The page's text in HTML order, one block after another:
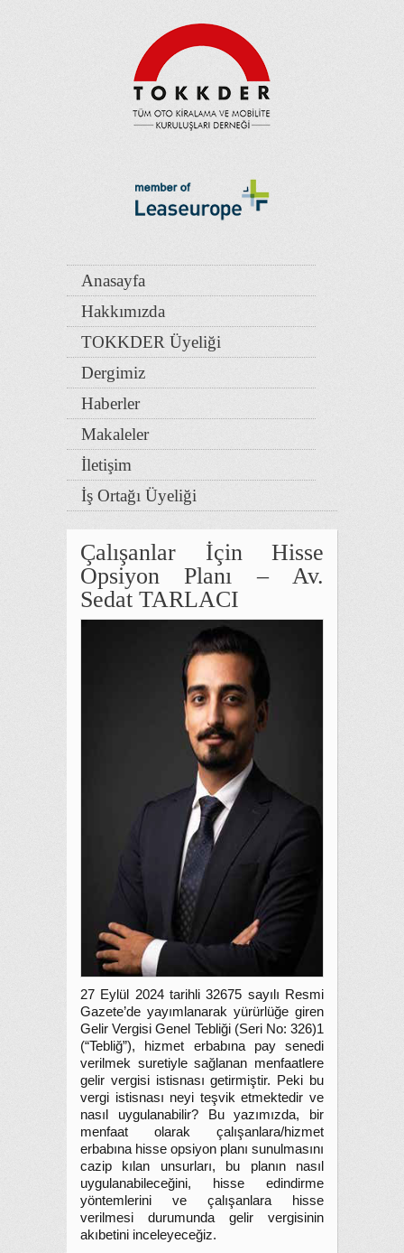
Anasayfa
Hakkımızda
TOKKDER Üyeliği
Dergimiz
Haberler
Makaleler
İletişim
İş Ortağı Üyeliği
Çalışanlar İçin Hisse
Opsiyon Planı – Av.
Sedat TARLACI
27 Eylül 2024 tarihli 32675 sayılı Resmi
Gazete’de yayımlanarak yürürlüğe giren
Gelir Vergisi Genel Tebliği (Seri No: 326)1
(“Tebliğ”), hizmet erbabına pay senedi
verilmek suretiyle sağlanan menfaatlere
gelir vergisi istisnası getirmiştir. Peki bu
vergi istisnası neyi teşvik etmektedir ve
nasıl uygulanabilir? Bu yazımızda, bir
menfaat olarak çalışanlara/hizmet
erbabına hisse opsiyon planı sunulmasını
cazip kılan unsurları, bu planın nasıl
uygulanabileceğini, hisse edindirme
yöntemlerini ve çalışanlara hisse
verilmesi durumunda gelir vergisinin
akıbetini inceleyeceğiz.